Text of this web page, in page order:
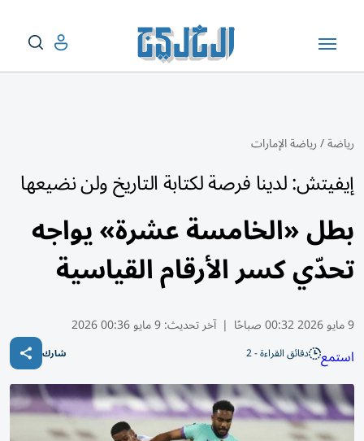
رياضة/رياضة الإمارات
إيفيتش: لدينا فرصة لكتابة التاريخ ولن نضيعها
بطل «الخامسة عشرة» يواجه
تحدّي كسر الأرقام القياسية
9 مايو 2026 00:32 صباحًا | آخر تحديث:9 مايو 00:36 2026
استمع دقائق القراءة - 2 شارك